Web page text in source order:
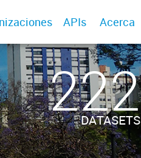
APIs Acerca
222
DATASETS